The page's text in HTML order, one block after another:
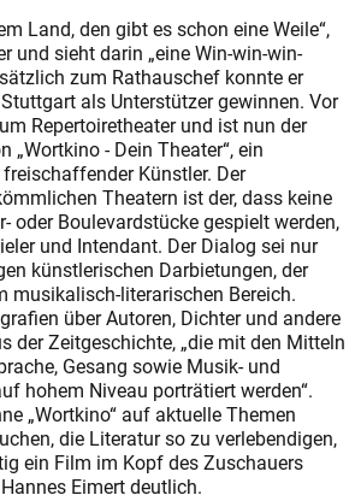
Land, den gibt es schon eine Weile“,
und sieht darin „eine Win-win-win-
zum Rathauschef konnte er
als Unterstützer gewinnen. Vor
Repertoiretheater und ist nun der
„Wortkino - Dein Theater“, ein
Künstler. Der
Theatern ist der, dass keine
oder Boulevardstücke gespielt werden,
und Intendant. Der Dialog sei nur
künstlerischen Darbietungen, der
musikalisch-literarischen Bereich.
über Autoren, Dichter und andere
der Zeitgeschichte, „die mit den Mitteln
Gesang sowie Musik- und
hohem Niveau porträtiert werden“.
„Wortkino“ auf aktuelle Themen
die Literatur so zu verlebendigen,
ein Film im Kopf des Zuschauers
Eimert deutlich.